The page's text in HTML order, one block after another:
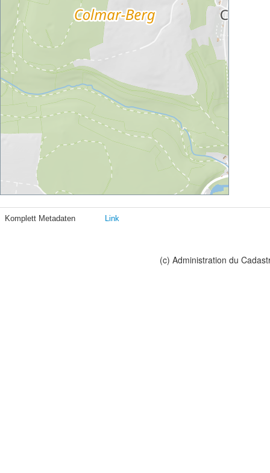
Komplett Metadaten Link
(c) Administration du